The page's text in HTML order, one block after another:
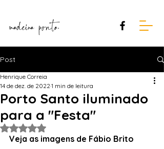
Post
Porto Santo iluminado
para a "Festa"
Henrique Correia
14 de dez. de 2022 1 min de leitura
Avaliado com NaN de 5 estrelas.
Veja as imagens de Fábio Brito